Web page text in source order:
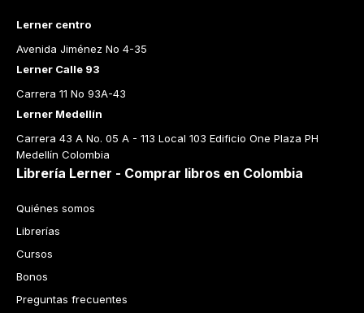
Lerner centro
Avenida Jiménez No 4-35
Lerner Calle 93
Carrera 11 No 93A-43
Lerner Medellín
Carrera 43 A No. 05 A - 113 Local 103 Edificio One Plaza PH
Medellín Colombia
Librería Lerner - Comprar libros en Colombia
Quiénes somos
Librerías
Cursos
Bonos
Preguntas frecuentes